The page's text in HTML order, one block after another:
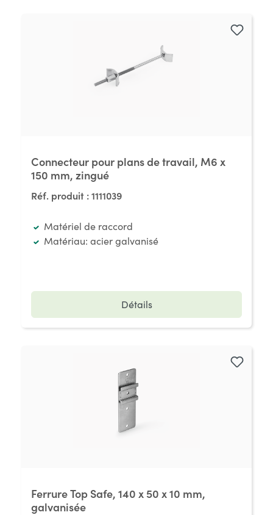
Connecteur pour plans de travail, M6 x
150 mm, zingué
Réf. produit :1111039
Matériel de raccord
Matériau: acier galvanisé
Détails
Ferrure Top Safe, 140 x 50 x 10 mm,
galvanisée